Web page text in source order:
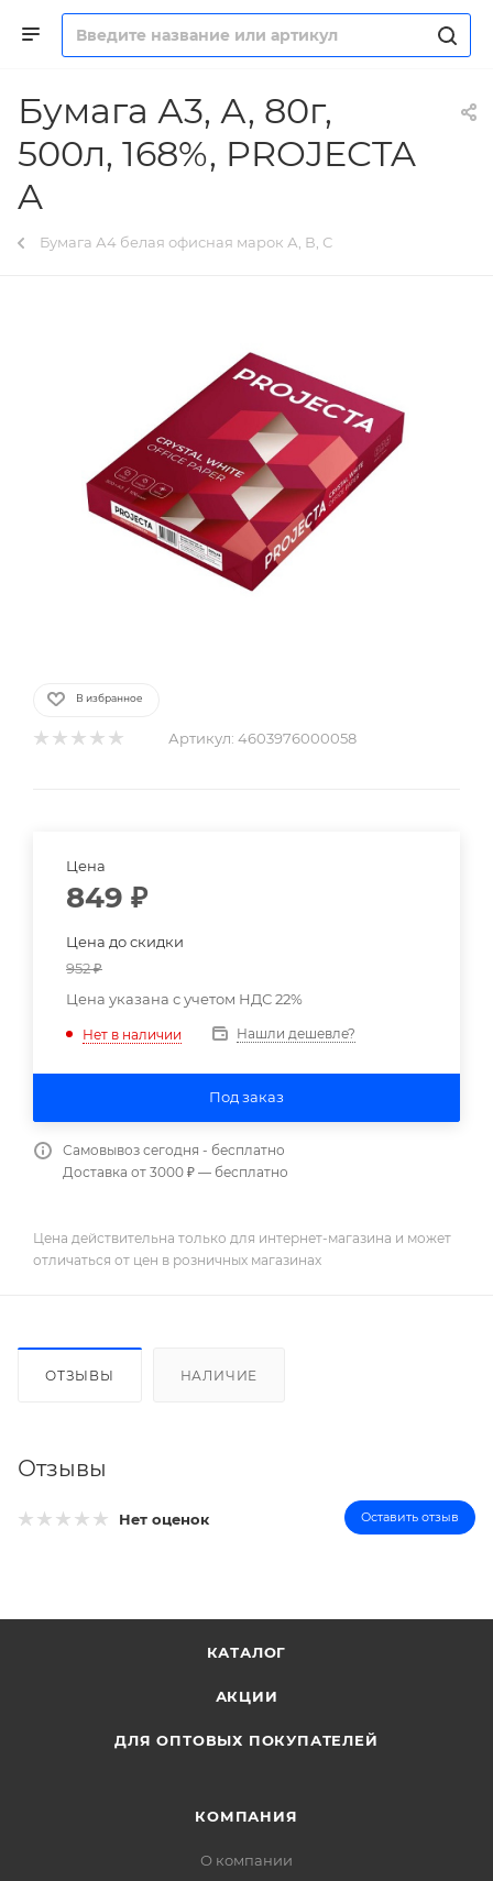
Бумага А3, А, 80г,
500л, 168%, PROJECTA
A
Бумага А4 белая офисная марок А, В, С
В избранное
Артикул: 4603976000058
Цена
849 ₽
Цена до скидки
952₽
Цена указана с учетом НДС 22%
Нет в наличии Нашли дешевле?
Под заказ
Самовывоз сегодня - бесплатно
Доставка от 3000 ₽ — бесплатно
Цена действительна только для интернет-магазина и может
отличаться от цен в розничных магазинах
ОТЗЫВЫ НАЛИЧИЕ
Отзывы
Нет оценок Оставить отзыв
КАТАЛОГ
АКЦИИ
ДЛЯ ОПТОВЫХ ПОКУПАТЕЛЕЙ
КОМПАНИЯ
О компании